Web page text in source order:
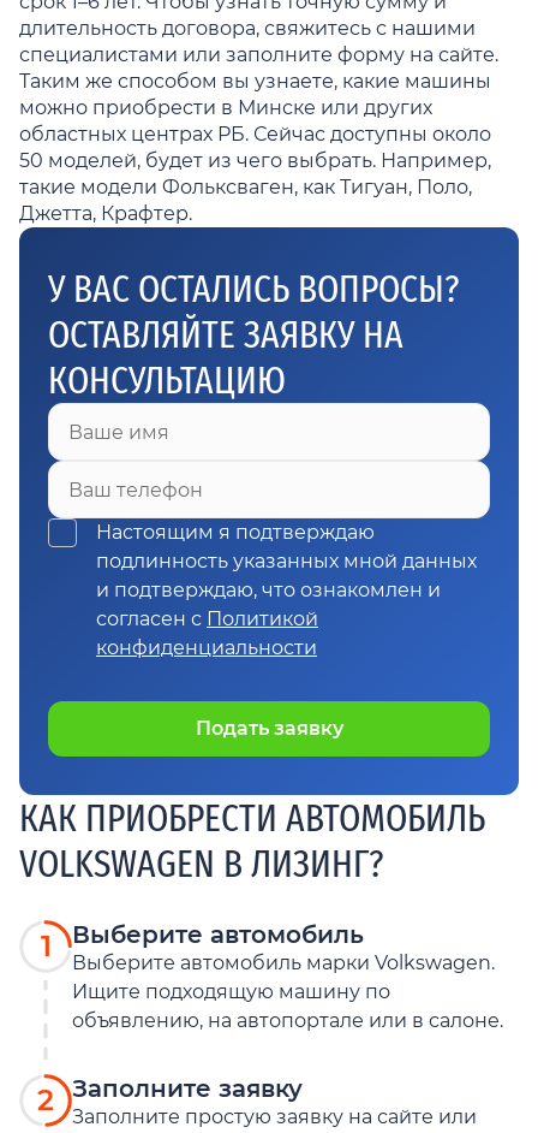
длительность договора, свяжитесь с нашими
специалистами или заполните форму на сайте.
Таким же способом вы узнаете, какие машины
можно приобрести в Минске или других
областных центрах РБ. Сейчас доступны около
50 моделей, будет из чего выбрать. Например,
такие модели Фольксваген, как Тигуан, Поло,
Джетта, Крафтер.
У ВАС ОСТАЛИСЬ ВОПРОСЫ?
ОСТАВЛЯЙТЕ ЗАЯВКУ НА
КОНСУЛЬТАЦИЮ
Ваше имя
Ваш телефон
Настоящим я подтверждаю
подлинность указанных мной данных
и подтверждаю, что ознакомлен и
согласен с Политикой
конфиденциальности
Подать заявку
КАК ПРИОБРЕСТИ АВТОМОБИЛЬ
VOLKSWAGEN В ЛИЗИНГ?
1 Выберите автомобиль
Выберите автомобиль марки Volkswagen.
Ищите подходящую машину по
объявлению, на автопортале или в салоне.
2 Заполните заявку
Заполните простую заявку на сайте или